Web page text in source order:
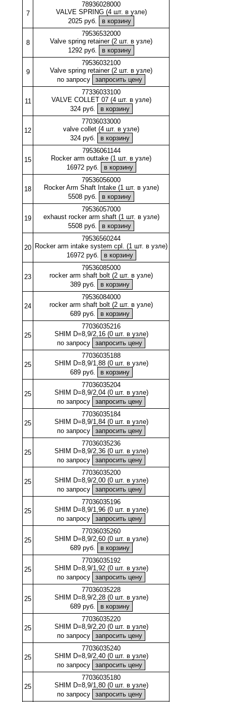
7
78936028000
VALVE SPRING (4 шт. в узле)
2025 руб.
8
79536532000
Valve spring retainer (2 шт. в узле)
1292 руб.
9
79536032100
Valve spring retainer (2 шт. в узле)
по запросу
11
77336033100
VALVE COLLET 07 (4 шт. в узле)
324 руб.
12
77036033000
valve collet (4 шт. в узле)
324 руб.
15
79536061144
Rocker arm outtake (1 шт. в узле)
16972 руб.
18
79536056000
Rocker Arm Shaft Intake (1 шт. в узле)
5508 руб.
19
79536057000
exhaust rocker arm shaft (1 шт. в узле)
5508 руб.
20
79536560244
Rocker arm intake system cpl. (1 шт. в узле)
16972 руб.
23
79536085000
rocker arm shaft bolt (2 шт. в узле)
389 руб.
24
79536084000
rocker arm shaft bolt (2 шт. в узле)
689 руб.
25
77036035216
SHIM D=8,9/2,16 (0 шт. в узле)
по запросу
25
77036035188
SHIM D=8,9/1,88 (0 шт. в узле)
689 руб.
25
77036035204
SHIM D=8,9/2,04 (0 шт. в узле)
по запросу
25
77036035184
SHIM D=8,9/1,84 (0 шт. в узле)
по запросу
25
77036035236
SHIM D=8,9/2,36 (0 шт. в узле)
по запросу
25
77036035200
SHIM D=8,9/2,00 (0 шт. в узле)
по запросу
25
77036035196
SHIM D=8,9/1,96 (0 шт. в узле)
по запросу
25
77036035260
SHIM D=8,9/2,60 (0 шт. в узле)
689 руб.
25
77036035192
SHIM D=8,9/1,92 (0 шт. в узле)
по запросу
25
77036035228
SHIM D=8,9/2,28 (0 шт. в узле)
689 руб.
25
77036035220
SHIM D=8,9/2,20 (0 шт. в узле)
по запросу
25
77036035240
SHIM D=8,9/2,40 (0 шт. в узле)
по запросу
25
77036035180
SHIM D=8,9/1,80 (0 шт. в узле)
по запросу